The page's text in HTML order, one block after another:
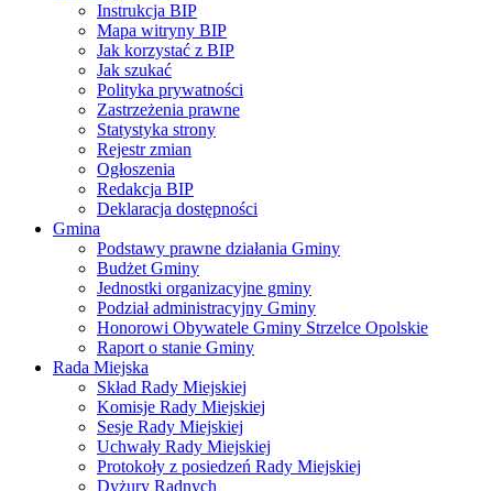
Instrukcja BIP
Mapa witryny BIP
Jak korzystać z BIP
Jak szukać
Polityka prywatności
Zastrzeżenia prawne
Statystyka strony
Rejestr zmian
Ogłoszenia
Redakcja BIP
Deklaracja dostępności
Gmina
Podstawy prawne działania Gminy
Budżet Gminy
Jednostki organizacyjne gminy
Podział administracyjny Gminy
Honorowi Obywatele Gminy Strzelce Opolskie
Raport o stanie Gminy
Rada Miejska
Skład Rady Miejskiej
Komisje Rady Miejskiej
Sesje Rady Miejskiej
Uchwały Rady Miejskiej
Protokoły z posiedzeń Rady Miejskiej
Dyżury Radnych